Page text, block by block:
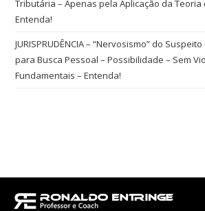
Tributária – Apenas pela Aplicação da Teoria
Entenda!
JURISPRUDÊNCIA – “Nervosismo” do
para Busca Pessoal – Possibilidade – Sem
Fundamentais – Entenda!